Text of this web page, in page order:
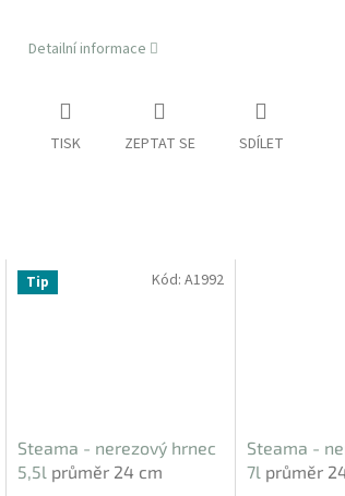
Detailní informace
TISK ZEPTAT SE SDÍLET
Tip
Steama - nerezový hrnec
5,5l průměr 24 cm
Kód:A1992
Steama -
7l průměr